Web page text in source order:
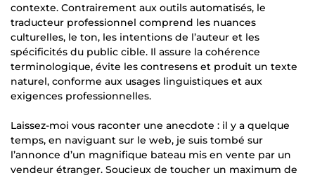
contexte. Contrairement aux outils automatisés, le
traducteur professionnel comprend les nuances
culturelles, le ton, les intentions de l’auteur et les
spécificités du public cible. Il assure la cohérence
terminologique, évite les contresens et produit un texte
naturel, conforme aux usages linguistiques et aux
exigences professionnelles.
Laissez-moi vous raconter une anecdote : il y a quelque
temps, en naviguant sur le web, je suis tombé sur
l’annonce d’un magnifique bateau mis en vente par un
vendeur étranger. Soucieux de toucher un maximum de